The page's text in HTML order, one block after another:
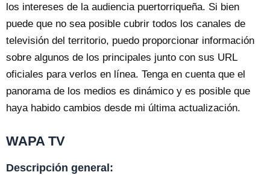
los intereses de la audiencia puertorriqueña. Si bien
puede que no sea posible cubrir todos los canales de
televisión del territorio, puedo proporcionar información
sobre algunos de los principales junto con sus URL
oficiales para verlos en línea. Tenga en cuenta que el
panorama de los medios es dinámico y es posible que
haya habido cambios desde mi última actualización.
WAPA TV
Descripción general: